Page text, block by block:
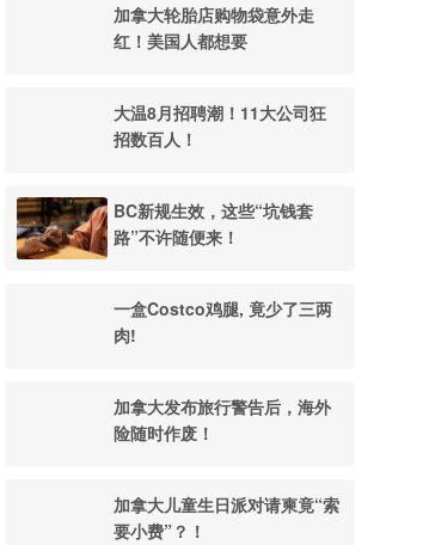
加拿大轮胎店购物袋意外走
红！美国人都想要
大温8月招聘潮！11大公司狂
招数百人！
BC新规生效，这些“坑钱套
路”不许随便来！
一盒Costco鸡腿, 竟少了三两
肉!
加拿大发布旅行警告后，海外
险随时作废！
加拿大儿童生日派对请柬竟“索
要小费”？！